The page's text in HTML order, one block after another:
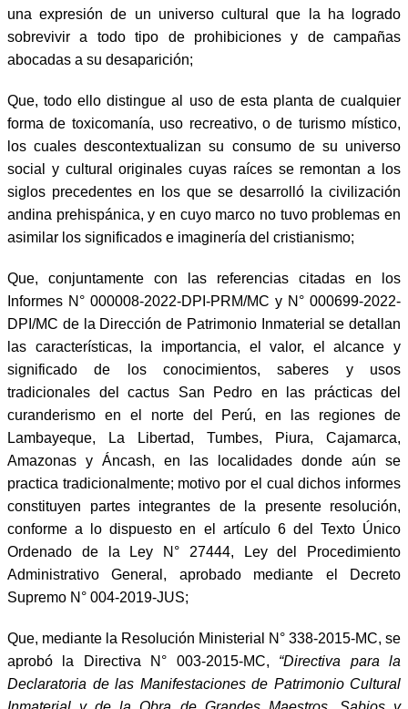
una expresión de un universo cultural que la ha logrado
sobrevivir a todo tipo de prohibiciones y de campañas
abocadas a su desaparición;
Que, todo ello distingue al uso de esta planta de cualquier
forma de toxicomanía, uso recreativo, o de turismo místico,
los cuales descontextualizan su consumo de su universo
social y cultural originales cuyas raíces se remontan a los
siglos precedentes en los que se desarrolló la civilización
andina prehispánica, y en cuyo marco no tuvo problemas en
asimilar los significados e imaginería del cristianismo;
Que, conjuntamente con las referencias citadas en los
Informes N° 000008-2022-DPI-PRM/MC y N° 000699-2022-
DPI/MC de la Dirección de Patrimonio Inmaterial se detallan
las características, la importancia, el valor, el alcance y
significado de los conocimientos, saberes y usos
tradicionales del cactus San Pedro en las prácticas del
curanderismo en el norte del Perú, en las regiones de
Lambayeque, La Libertad, Tumbes, Piura, Cajamarca,
Amazonas y Áncash, en las localidades donde aún se
practica tradicionalmente; motivo por el cual dichos informes
constituyen partes integrantes de la presente resolución,
conforme a lo dispuesto en el artículo 6 del Texto Único
Ordenado de la Ley N° 27444, Ley del Procedimiento
Administrativo General, aprobado mediante el Decreto
Supremo N° 004-2019-JUS;
Que, mediante la Resolución Ministerial N° 338-2015-MC, se
aprobó la Directiva N° 003-2015-MC, “Directiva para la
Declaratoria de las Manifestaciones de Patrimonio Cultural